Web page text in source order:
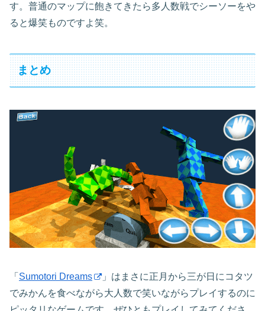
す。普通のマップに飽きてきたら多人数戦でシーソーをや
ると爆笑ものですよ笑。
まとめ
「 Sumotori Dreams
」はまさに正月から三が日にコタツ
でみかんを食べながら大人数で笑いながらプレイするのに